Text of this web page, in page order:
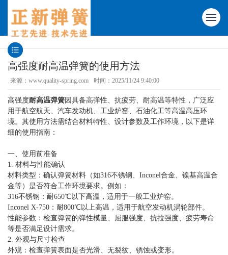
高强度耐高温弹簧的使用方法
来源：www.quality-spring.com 时间：2025/11/24 9:40:00
高强度耐高温弹簧因具备高弹性、抗疲劳、耐高温等特性，广泛应
用于航空航天、汽车发动机、工业炉窑、石油化工等高温高压环
境。其使用方法需结合材料特性、设计参数及工作环境，以下是详
细的使用指南：
一、使用前准备
1. 材料与性能确认
材料类型：确认弹簧材料（如316不锈钢、Inconel合金、镍基高温合
金等）是否符合工作环境要求。例如：
316不锈钢：耐650℃以下高温，适用于一般工业炉窑。
Inconel X-750：耐800℃以上高温，适用于航空发动机涡轮部件。
性能参数：检查弹簧的弹性模量、屈服强度、抗拉强度、疲劳寿命
等是否满足设计需求。
2. 外观与尺寸检查
外观：检查弹簧表面是否光滑、无裂纹、锈蚀或变形。